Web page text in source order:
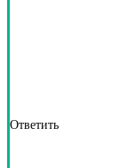
Ответить